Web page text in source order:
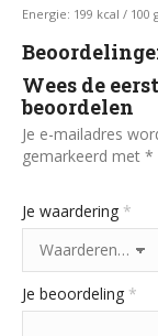
Energie: 199 kcal / 100
Wees de
beoordelen
Je e-mailadres
gemarkeerd met *
Je waardering *
Je beoordeling *